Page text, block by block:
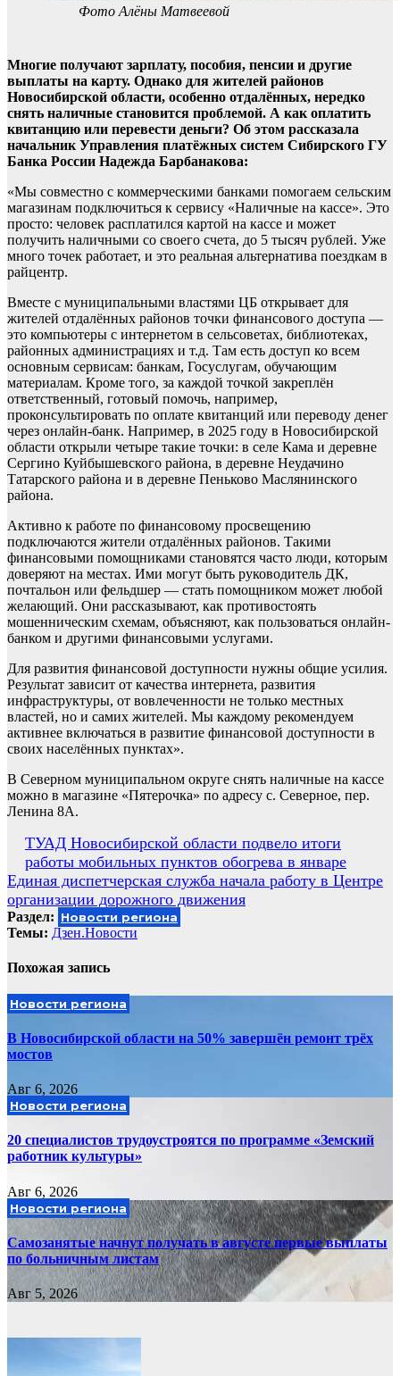
Фото Алёны Матвеевой
Многие получают зарплату, пособия, пенсии и другие
выплаты на карту. Однако для жителей районов
Новосибирской области, особенно отдалённых, нередко
снять наличные становится проблемой. А как оплатить
квитанцию или перевести деньги? Об этом рассказала
начальник Управления платёжных систем Сибирского ГУ
Банка России Надежда Барбанакова:
«Мы совместно с коммерческими банками помогаем сельским
магазинам подключиться к сервису «Наличные на кассе». Это
просто: человек расплатился картой на кассе и может
получить наличными со своего счета, до 5 тысяч рублей. Уже
много точек работает, и это реальная альтернатива поездкам в
райцентр.
Вместе с муниципальными властями ЦБ открывает для
жителей отдалённых районов точки финансового доступа —
это компьютеры с интернетом в сельсоветах, библиотеках,
районных администрациях и т.д. Там есть доступ ко всем
основным сервисам: банкам, Госуслугам, обучающим
материалам. Кроме того, за каждой точкой закреплён
ответственный, готовый помочь, например,
проконсультировать по оплате квитанций или переводу денег
через онлайн-банк. Например, в 2025 году в Новосибирской
области открыли четыре такие точки: в селе Кама и деревне
Сергино Куйбышевского района, в деревне Неудачино
Татарского района и в деревне Пеньково Маслянинского
района.
Активно к работе по финансовому просвещению
подключаются жители отдалённых районов. Такими
финансовыми помощниками становятся часто люди, которым
доверяют на местах. Ими могут быть руководитель ДК,
почтальон или фельдшер — стать помощником может любой
желающий. Они рассказывают, как противостоять
мошенническим схемам, объясняют, как пользоваться онлайн-
банком и другими финансовыми услугами.
Для развития финансовой доступности нужны общие усилия.
Результат зависит от качества интернета, развития
инфраструктуры, от вовлеченности не только местных
властей, но и самих жителей. Мы каждому рекомендуем
активнее включаться в развитие финансовой доступности в
своих населённых пунктах».
В Северном муниципальном округе снять наличные на кассе
можно в магазине «Пятерочка» по адресу с. Северное, пер.
Ленина 8А.
Навигация
по
записям
ТУАД Новосибирской области подвело итоги
работы мобильных пунктов обогрева в январе
Единая диспетчерская служба начала работу в Центре
организации дорожного движения
Раздел: Новости региона
Темы: Дзен.Новости
Похожая запись
Новости региона
В Новосибирской области на 50% завершён ремонт трёх
мостов
Авг 6, 2026
Новости региона
20 специалистов трудоустроятся по программе «Земский
работник культуры»
Авг 6, 2026
Новости региона
Самозанятые начнут получать в августе первые выплаты
по больничным листам
Авг 5, 2026